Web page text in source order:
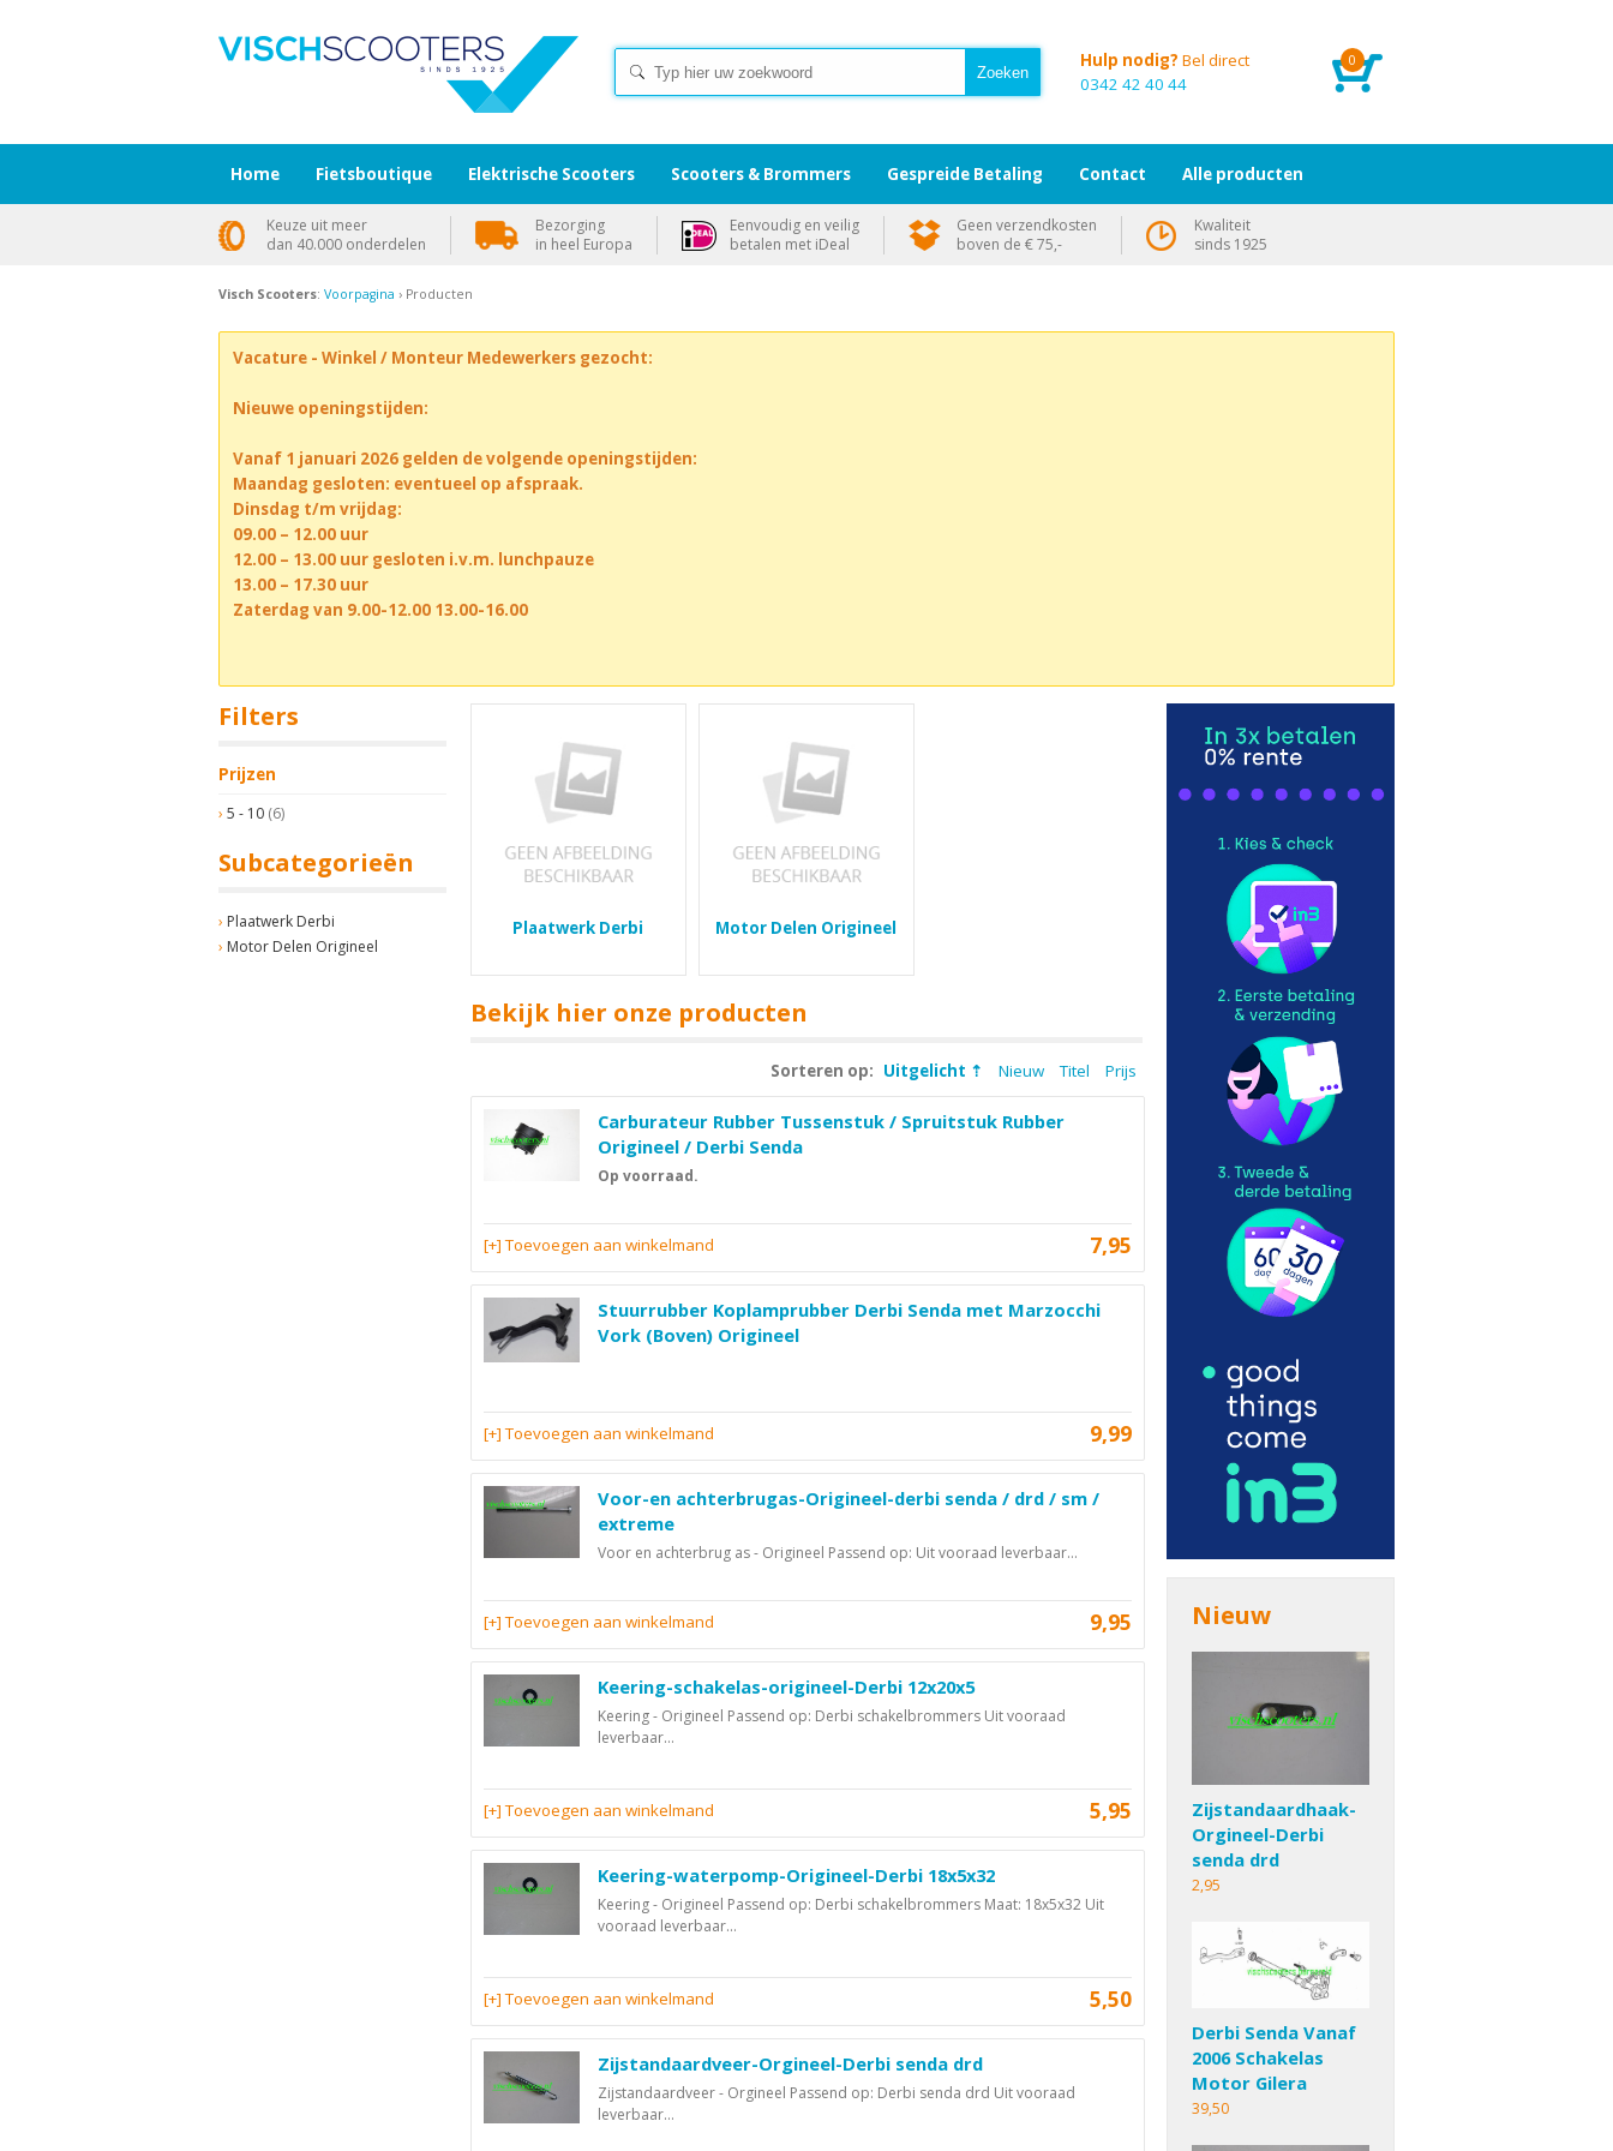
0
Hulp nodig? Bel direct
0342 42 40 44
Visch Scooters: Voorpagina › Producten
Vacature - Winkel / Monteur Medewerkers gezocht:
Nieuwe openingstijden:
Vanaf 1 januari 2026 gelden de volgende openingstijden:
Maandag gesloten: eventueel op afspraak.
Dinsdag t/m vrijdag:
09.00 – 12.00 uur
12.00 – 13.00 uur gesloten i.v.m. lunchpauze
13.00 – 17.30 uur
Zaterdag van 9.00-12.00 13.00-16.00
Filters
Prijzen
5 - 10 (6)
Subcategorieën
Plaatwerk Derbi
Motor Delen Origineel
Plaatwerk Derbi Motor Delen Origineel
Bekijk hier onze producten
Sorteren op: Uitgelicht Nieuw Titel Prijs
Carburateur Rubber Tussenstuk / Spruitstuk Rubber
Origineel / Derbi Senda
Op voorraad.
7,95
[+] Toevoegen aan winkelmand
Stuurrubber Koplamprubber Derbi Senda met Marzocchi
Vork (Boven) Origineel
9,99
[+] Toevoegen aan winkelmand
Voor-en achterbrugas-Origineel-derbi senda / drd / sm /
extreme
Voor en achterbrug as - Origineel Passend op: Uit vooraad leverbaar...
9,95
[+] Toevoegen aan winkelmand
Keering-schakelas-origineel-Derbi 12x20x5
Keering - Origineel Passend op: Derbi schakelbrommers Uit vooraad
leverbaar...
5,95
[+] Toevoegen aan winkelmand
Keering-waterpomp-Origineel-Derbi 18x5x32
Keering - Origineel Passend op: Derbi schakelbrommers Maat: 18x5x32 Uit
vooraad leverbaar...
5,50
[+] Toevoegen aan winkelmand
Zijstandaardveer-Orgineel-Derbi senda drd
Zijstandaardveer - Orgineel Passend op: Derbi senda drd Uit vooraad
leverbaar...
Nieuw
Zijstandaardhaak-
Orgineel-Derbi
senda drd
2,95
Derbi Senda Vanaf
2006 Schakelas
Motor Gilera
39,50
Home Fietsboutique Elektrische Scooters Scooters & Brommers Gespreide Betaling Contact Alle producten
Keuze uit meer
dan 40.000 onderdelen
Bezorging
in heel Europa
Eenvoudig en veilig
betalen met iDeal
Geen verzendkosten
boven de € 75,-
Kwaliteit
sinds 1925